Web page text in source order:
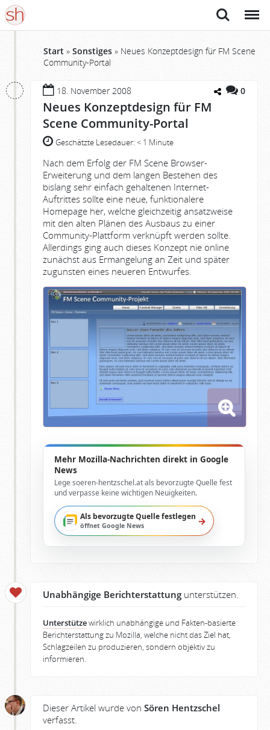
Suche Menü
Start » Sonstiges » Neues Konzeptdesign für FM Scene
Community-Portal
18. November 2008 0
Neues Konzeptdesign für FM
Scene Community-Portal
Geschätzte Lesedauer: < 1 Minute
Nach dem Erfolg der FM Scene Browser-
Erweiterung und dem langen Bestehen des
bislang sehr einfach gehaltenen Internet-
Auftrittes sollte eine neue, funktionalere
Homepage her, welche gleichzeitig ansatzweise
mit den alten Plänen des Ausbaus zu einer
Community-Plattform verknüpft werden sollte.
Allerdings ging auch dieses Konzept nie online
zunächst aus Ermangelung an Zeit und später
zugunsten eines neueren Entwurfes.
Mehr Mozilla-Nachrichten direkt in Google
News
Lege soeren-hentzschel.at als bevorzugte Quelle fest
und verpasse keine wichtigen Neuigkeiten.
Als bevorzugte Quelle festlegen
öffnet Google News →
Unabhängige Berichterstattung unterstützen.
Unterstützewirklich unabhängige und Fakten-basierte
Berichterstattung zu Mozilla, welche nicht das Ziel hat,
Schlagzeilen zu produzieren, sondern objektiv zu
informieren.
Dieser Artikel wurde von Sören Hentzschel
verfasst.